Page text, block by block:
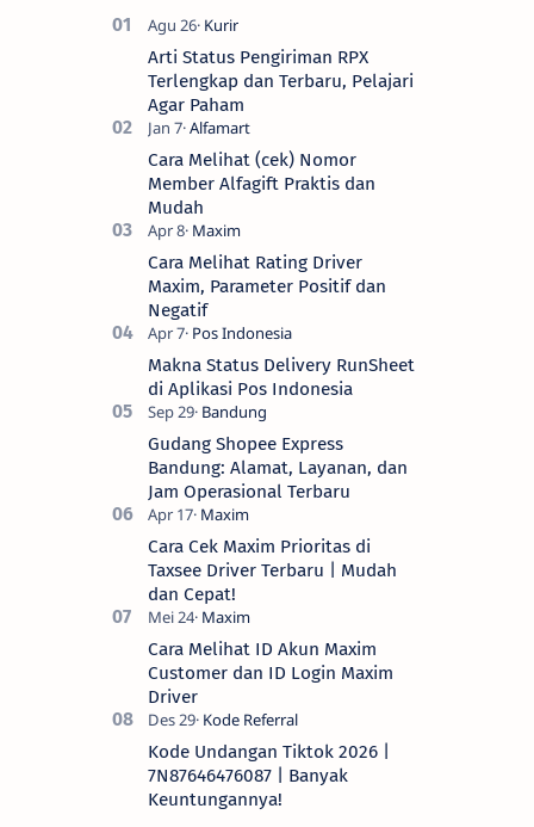
Arti Status Pengiriman RPX
Terlengkap dan Terbaru, Pelajari
Agar Paham
Cara Melihat (cek) Nomor
Member Alfagift Praktis dan
Mudah
Cara Melihat Rating Driver
Maxim, Parameter Positif dan
Negatif
Makna Status Delivery RunSheet
di Aplikasi Pos Indonesia
Gudang Shopee Express
Bandung: Alamat, Layanan, dan
Jam Operasional Terbaru
Cara Cek Maxim Prioritas di
Taxsee Driver Terbaru | Mudah
dan Cepat!
Cara Melihat ID Akun Maxim
Customer dan ID Login Maxim
Driver
Kode Undangan Tiktok 2026 |
7N87646476087 | Banyak
Keuntungannya!